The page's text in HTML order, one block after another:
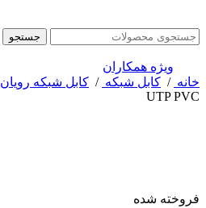
جستجو
ویژه همکاران
خانه / کابل شبکه / کابل شبکه رویان
UTP PVC
فروخته شده